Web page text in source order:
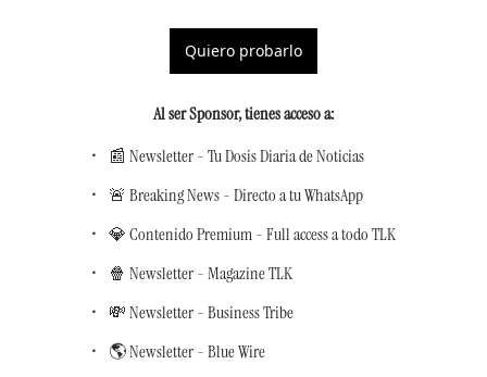
Quiero probarlo
Al ser Sponsor, tienes acceso a:
📰 Newsletter - Tu Dosis Diaria de Noticias
🚨 Breaking News - Directo a tu WhatsApp
💎 Contenido Premium - Full access a todo TLK
🍿 Newsletter - Magazine TLK
💸 Newsletter - Business Tribe
🌎 Newsletter - Blue Wire